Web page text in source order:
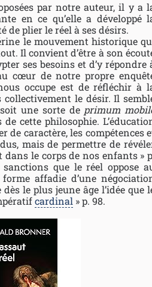
par notre auteur, il y a
en ce qu’elle a développé
de plier le réel à ses désirs.
le mouvement historique
Il convient d’être à son
ses besoins et d’y répondre
cœur de notre propre
occupe est de réfléchir à
le désir. Il
une sorte de primum
cette philosophie.
de caractère, les compétences
mais de permettre de
dans le corps de nos enfants »
que le réel oppose
affadie d’une
le plus jeune âge l’idée que
cardinal » p. 98.